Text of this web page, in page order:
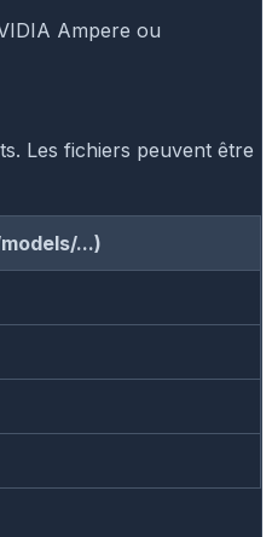
Ampere ou
Les fichiers peuvent être
...)